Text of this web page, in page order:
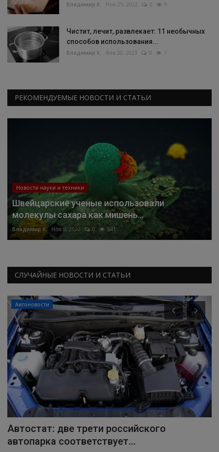
Владимир К. Ноя 25, 2022 0 9
Чистит, лечит, развлекает: 11 необычных
способов использования...
Владимир К. Янв 20, 2023 0 7
РЕКОМЕНДУЕМЫЕ НОВОСТИ И СТАТЬИ
Новости науки и техники
Швейцарские ученые использовали
молекулы сахара как мишень...
Владимир К. Ноя 8, 2022 0 541
СЛУЧАЙНЫЕ НОВОСТИ И СТАТЬИ
Автоновости
Автостат: две трети российского
автопарка соответствует...